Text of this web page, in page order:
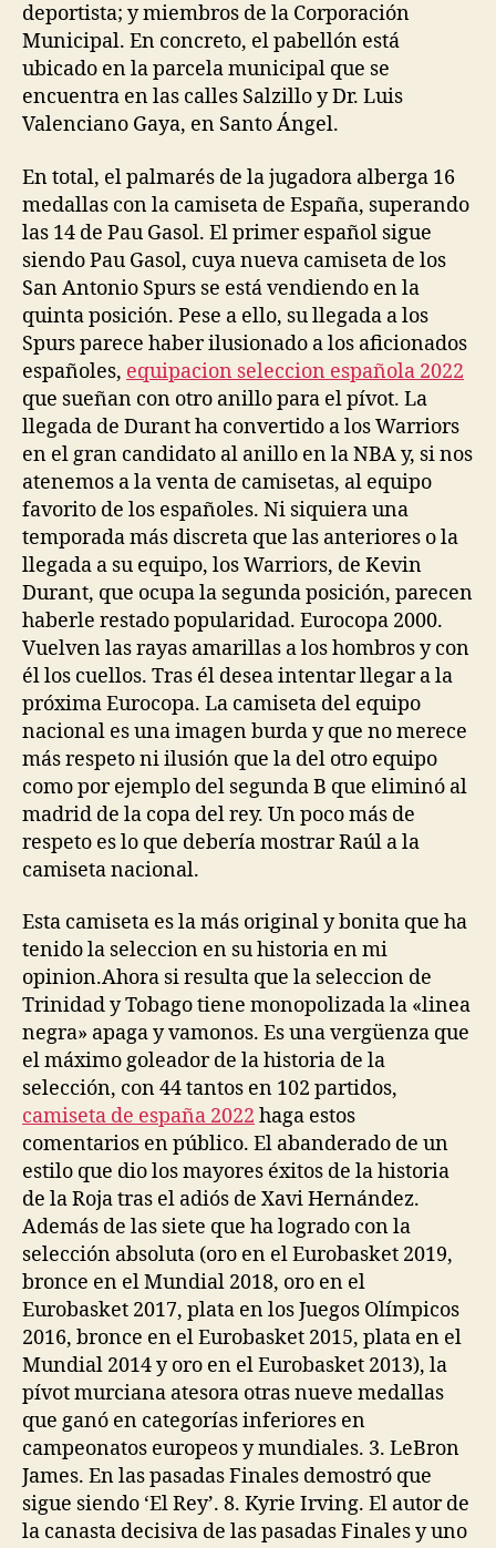
deportista; y miembros de la Corporación
Municipal. En concreto, el pabellón está
ubicado en la parcela municipal que se
encuentra en las calles Salzillo y Dr. Luis
Valenciano Gaya, en Santo Ángel.
En total, el palmarés de la jugadora alberga 16
medallas con la camiseta de España, superando
las 14 de Pau Gasol. El primer español sigue
siendo Pau Gasol, cuya nueva camiseta de los
San Antonio Spurs se está vendiendo en la
quinta posición. Pese a ello, su llegada a los
Spurs parece haber ilusionado a los aficionados
españoles, equipacion seleccion española 2022
que sueñan con otro anillo para el pívot. La
llegada de Durant ha convertido a los Warriors
en el gran candidato al anillo en la NBA y, si nos
atenemos a la venta de camisetas, al equipo
favorito de los españoles. Ni siquiera una
temporada más discreta que las anteriores o la
llegada a su equipo, los Warriors, de Kevin
Durant, que ocupa la segunda posición, parecen
haberle restado popularidad. Eurocopa 2000.
Vuelven las rayas amarillas a los hombros y con
él los cuellos. Tras él desea intentar llegar a la
próxima Eurocopa. La camiseta del equipo
nacional es una imagen burda y que no merece
más respeto ni ilusión que la del otro equipo
como por ejemplo del segunda B que eliminó al
madrid de la copa del rey. Un poco más de
respeto es lo que debería mostrar Raúl a la
camiseta nacional.
Esta camiseta es la más original y bonita que ha
tenido la seleccion en su historia en mi
opinion.Ahora si resulta que la seleccion de
Trinidad y Tobago tiene monopolizada la «linea
negra» apaga y vamonos. Es una vergüenza que
el máximo goleador de la historia de la
selección, con 44 tantos en 102 partidos,
camiseta de españa 2022 haga estos
comentarios en público. El abanderado de un
estilo que dio los mayores éxitos de la historia
de la Roja tras el adiós de Xavi Hernández.
Además de las siete que ha logrado con la
selección absoluta (oro en el Eurobasket 2019,
bronce en el Mundial 2018, oro en el
Eurobasket 2017, plata en los Juegos Olímpicos
2016, bronce en el Eurobasket 2015, plata en el
Mundial 2014 y oro en el Eurobasket 2013), la
pívot murciana atesora otras nueve medallas
que ganó en categorías inferiores en
campeonatos europeos y mundiales. 3. LeBron
James. En las pasadas Finales demostró que
sigue siendo ‘El Rey’. 8. Kyrie Irving. El autor de
la canasta decisiva de las pasadas Finales y uno